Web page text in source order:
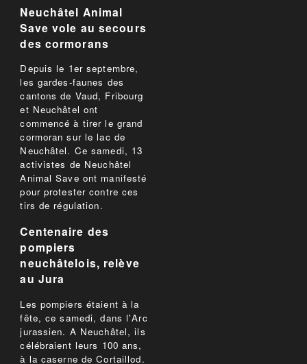
Neuchâtel Animal
Save vole au secours
des cormorans
Depuis le 1er septembre,
les gardes-faunes des
cantons de Vaud, Fribourg
et Neuchâtel ont
commencé à tirer le grand
cormoran sur le lac de
Neuchâtel. Ce samedi, 13
activistes de Neuchâtel
Animal Save ont manifesté
pour protester contre ces
tirs de régulation.
Centenaire des
pompiers
neuchâtelois, relève
au Jura
Les pompiers étaient à la
fête, ce samedi, dans l'Arc
jurassien. A Neuchâtel, ils
célébraient leurs 100 ans,
à la caserne de Cortaillod.